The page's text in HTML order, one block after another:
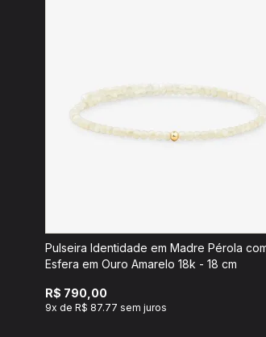
Pulseira Identidade em Madre Pérola
Esfera em Ouro Amarelo 18k - 18 cm
R$ 790,00
9x de R$ 87.77 sem juros